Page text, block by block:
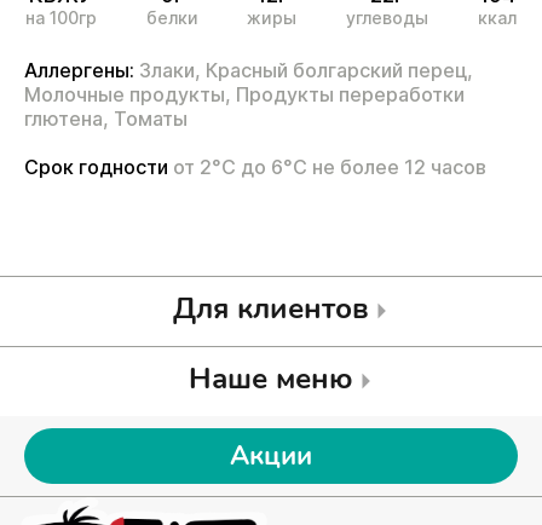
на 100гр белки жиры углеводы ккал
Аллергены: Злаки, Красный болгарский перец,
Молочные продукты, Продукты переработки
глютена, Томаты
Срок годности от 2°С до 6°С не более 12 часов
Для клиентов
Наше меню
Акции